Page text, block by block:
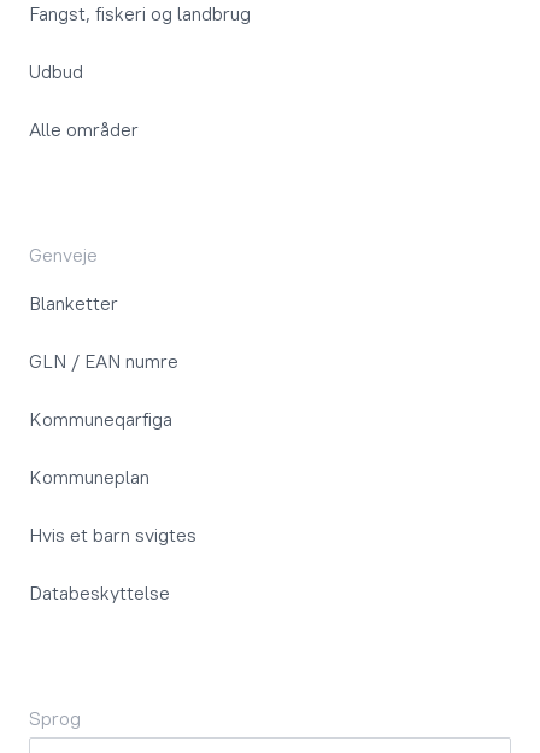
Fangst, fiskeri og landbrug
Udbud
Alle områder
Genveje
Blanketter
GLN / EAN numre
Kommuneqarfiga
Kommuneplan
Hvis et barn svigtes
Databeskyttelse
Sprog
Sprog